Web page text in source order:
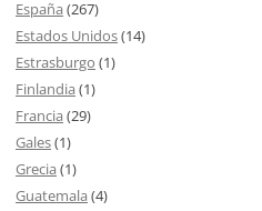
España (267)
Estados Unidos(14)
Estrasburgo (1)
Finlandia (1)
Francia (29)
Gales(1)
Grecia (1)
Guatemala (4)